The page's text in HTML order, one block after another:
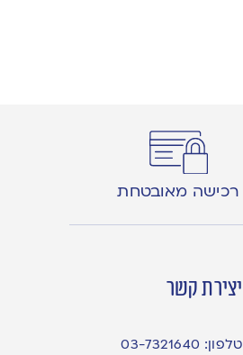
רכישה מאובטחת
יצירת קשר
טלפון: 03-7321640